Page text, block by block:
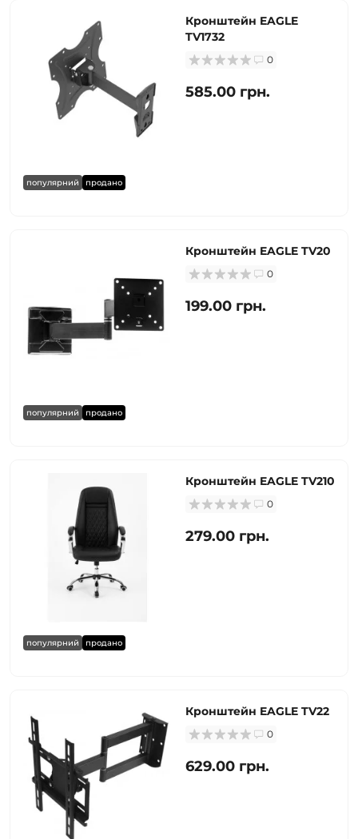
популярний продано
Кронштейн EAGLE
TV1732
0
585.00 грн.
популярний продано
Кронштейн EAGLE TV20
0
199.00 грн.
популярний продано
Кронштейн EAGLE TV210
0
279.00 грн.
Кронштейн EAGLE TV22
0
629.00 грн.